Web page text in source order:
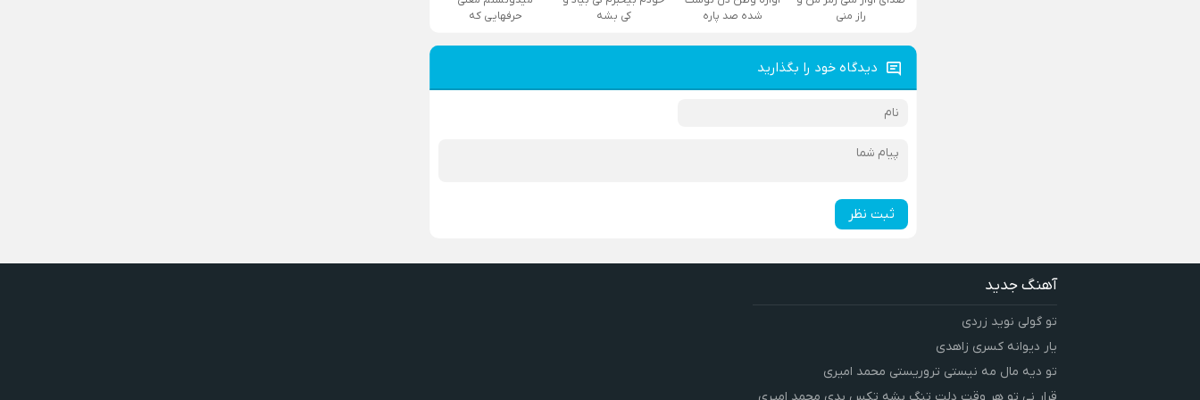
راز منی
شده صد پاره
کی بشه
حرفهایی که
دیدگاه خود را بگذارید
ثبت نظر
آهنگ جدید
تو گولی نوید زردی
یار دیوانه کسری زاهدی
تو دیه مال مه نیستی تروریستی محمد امیری